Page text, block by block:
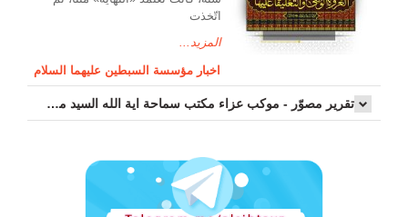
اتّخذت
المزيد...
اخبار مؤسسة السبطين عليهما السلام
تقرير مصوّر - موكب عزاء مکتب سماحة اية الله السيد مرتضى الموسوي الاصفهاني في يوم إستشهاد السيدة فاطم...